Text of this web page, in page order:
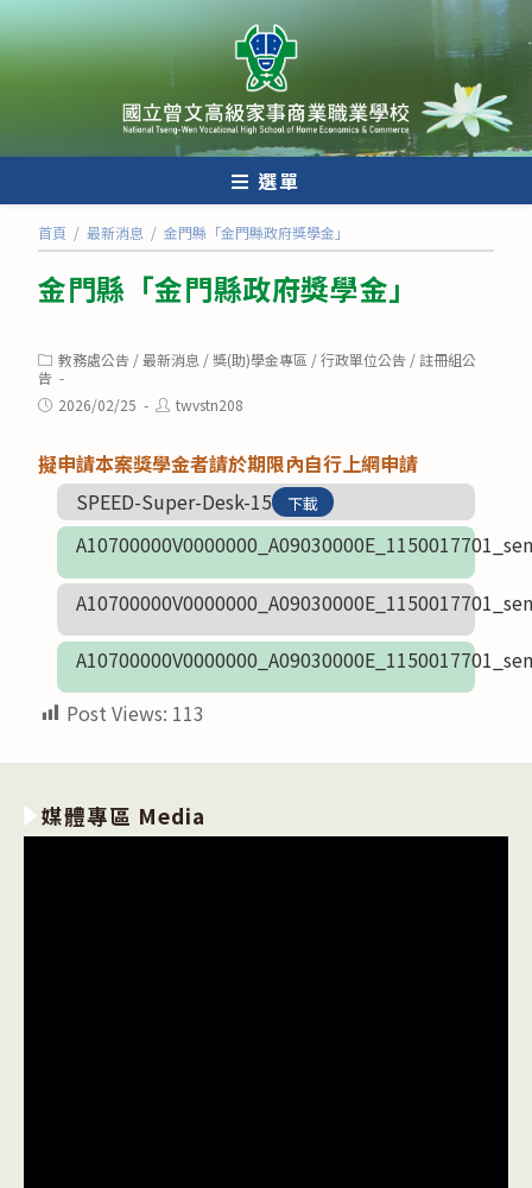
跳
轉
至
內
選單
首頁 / 最新消息 / 金門縣「金門縣政府獎學金」
金門縣「金門縣政府獎學金」
Post
category:
教務處公告 /最新消息 /獎(助)學金專區 /行政單位公告 /註冊組公
告
Post2026/02/25
Posttwvstn208
擬申請本案獎學金者請於期限內自行上網申請
SPEED-Super-Desk-15
下載
Post Views: 113
媒體專區 Media